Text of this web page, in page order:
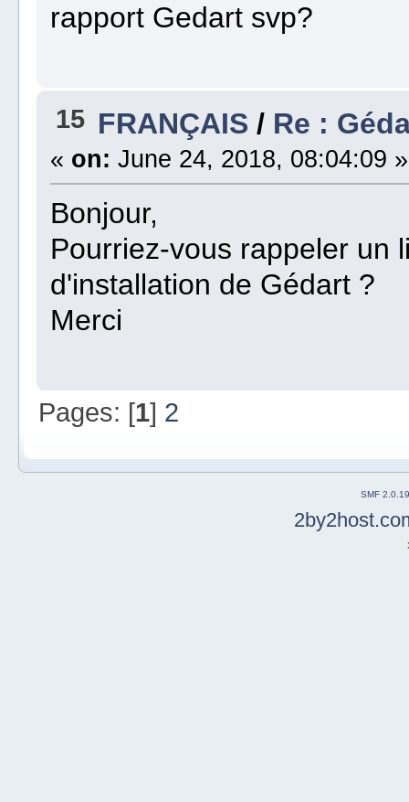
rapport Gedart svp?
15 FRANÇAIS / Re :
« on: June 24, 2018, 08:04:09 »
Bonjour,
Pourriez-vous rappeler un
d'installation de Gédart ?
Merci
Pages: [1] 2
SMF 2.0.19